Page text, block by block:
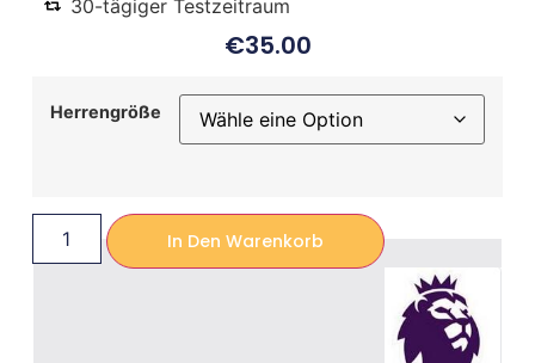
30-tägiger Testzeitraum
€35.00
Herrengröße
In Den Warenkorb